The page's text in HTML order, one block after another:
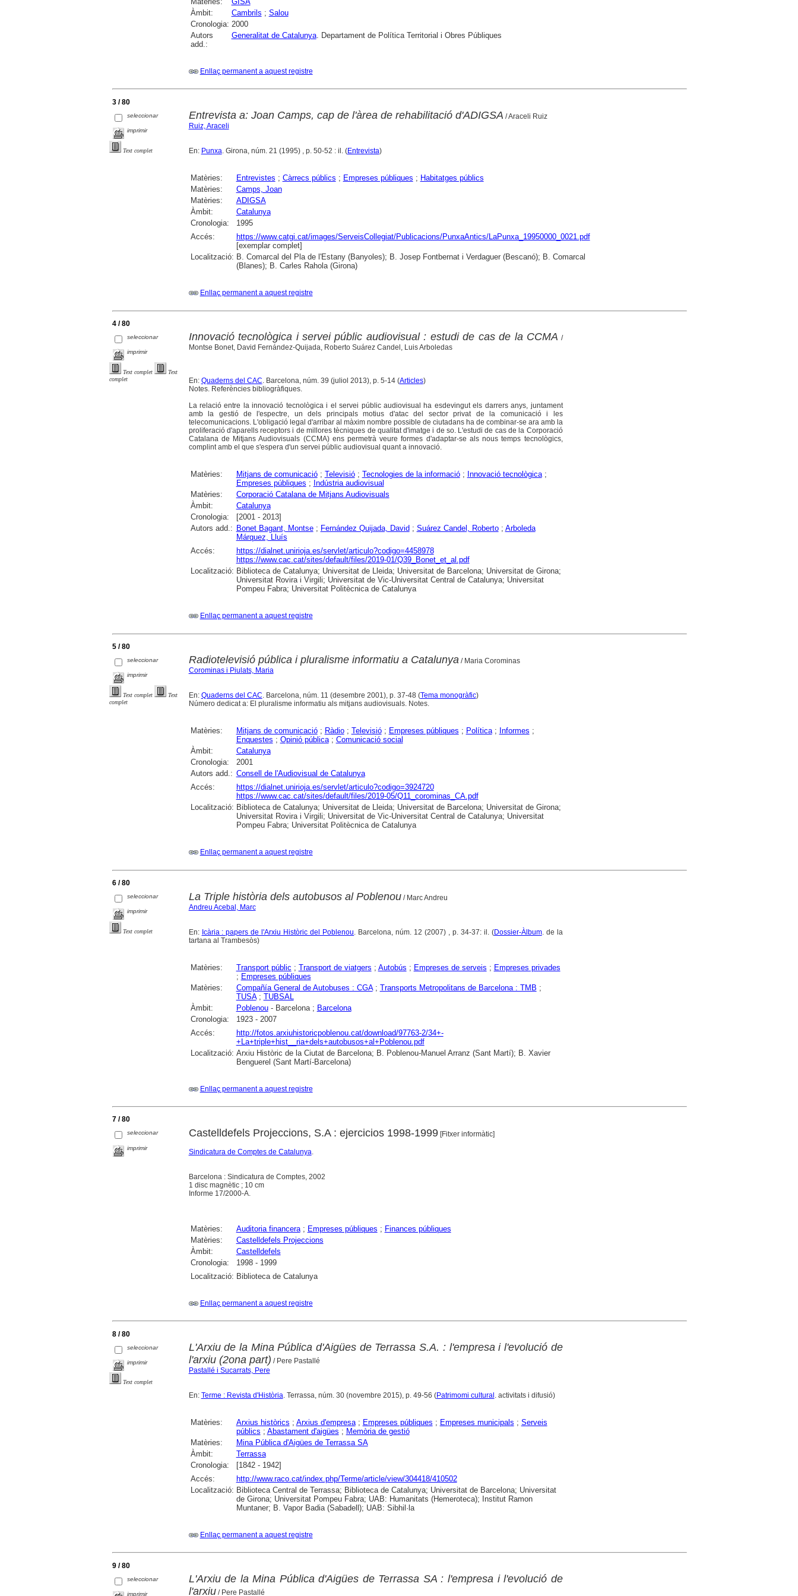
Àmbit:
Cambrils ; Salou
Cronologia: 2000
Autors
add.:
Generalitat de Catalunya. Departament de Política Territorial i Obres Públiques
Enllaç permanent a aquest registre
3 / 80
seleccionar
imprimir
Text complet
Entrevista a: Joan Camps, cap de l'àrea de rehabilitació d'ADIGSA / Araceli Ruiz
Ruiz, Araceli
En: Punxa. Girona, núm. 21 (1995) , p. 50-52 : il. (Entrevista)
Matèries: Entrevistes ; Càrrecs públics ; Empreses públiques ; Habitatges públics
Matèries:
Camps, Joan
Matèries:
ADIGSA
Àmbit:
Catalunya
Cronologia:
1995
Accés:
https://www.catgi.cat/images/ServeisCollegiat/Publicacions/PunxaAntics/LaPunxa_19950000_0021.pdf
[exemplar complet]
Localització: B. Comarcal del Pla de l'Estany (Banyoles); B. Josep Fontbernat i Verdaguer (Bescanó); B. Comarcal
(Blanes); B. Carles Rahola (Girona)
Enllaç permanent a aquest registre
4 / 80
seleccionar
imprimir
Text complet
Text
complet
Innovació tecnològica i servei públic audiovisual : estudi de cas de la CCMA /
Montse Bonet, David Fernández-Quijada, Roberto Suárez Candel, Luis Arboledas
En: Quaderns del CAC. Barcelona, núm. 39 (juliol 2013), p. 5-14 (Articles)
Notes. Referències bibliogràfiques.
La relació entre la innovació tecnològica i el servei públic audiovisual ha esdevingut els darrers anys, juntament
amb la gestió de l'espectre, un dels principals motius d'atac del sector privat de la comunicació i les
telecomunicacions. L'obligació legal d'arribar al màxim nombre possible de ciutadans ha de combinar-se ara amb la
proliferació d'aparells receptors i de millores tècniques de qualitat d'imatge i de so. L'estudi de cas de la Corporació
Catalana de Mitjans Audiovisuals (CCMA) ens permetrà veure formes d'adaptar-se als nous temps tecnològics,
complint amb el que s'espera d'un servei públic audiovisual quant a innovació.
Matèries: Mitjans de comunicació; Televisió; Tecnologies de la informació; Innovació tecnològica;
Empreses públiques ; Indústria audiovisual
Matèries:
Corporació Catalana de Mitjans Audiovisuals
Àmbit:
Catalunya
Cronologia:
[2001 - 2013]
Autors add.: Bonet Bagant, Montse; Fernández Quijada, David ; Suárez Candel, Roberto; Arboleda
Márquez, Lluís
Accés:
https://dialnet.unirioja.es/servlet/articulo?codigo=4458978
https://www.cac.cat/sites/default/files/2019-01/Q39_Bonet_et_al.pdf
Localització: Biblioteca de Catalunya; Universitat de Lleida; Universitat de Barcelona; Universitat de Girona;
Universitat Rovira i Virgili; Universitat de Vic-Universitat Central de Catalunya; Universitat
Pompeu Fabra; Universitat Politècnica de Catalunya
Enllaç permanent a aquest registre
5 / 80
seleccionar
imprimir
Text complet
Text
complet
Radiotelevisió pública i pluralisme informatiu a Catalunya/ Maria Corominas
Corominas i Piulats, Maria
En: Quaderns del CAC. Barcelona, núm. 11 (desembre 2001), p. 37-48 (Tema monogràfic)
Número dedicat a: El pluralisme informatiu als mitjans audiovisuals. Notes.
Matèries: Mitjans de comunicació; Ràdio; Televisió; Empreses públiques ; Política; Informes ;
Enquestes ; Opinió pública; Comunicació social
Àmbit:
Catalunya
Cronologia:
2001
Autors add.: Consell de l'Audiovisual de Catalunya
Accés:
https://dialnet.unirioja.es/servlet/articulo?codigo=3924720
https://www.cac.cat/sites/default/files/2019-05/Q11_corominas_CA.pdf
Localització: Biblioteca de Catalunya; Universitat de Lleida; Universitat de Barcelona; Universitat de Girona;
Universitat Rovira i Virgili; Universitat de Vic-Universitat Central de Catalunya; Universitat
Pompeu Fabra; Universitat Politècnica de Catalunya
Enllaç permanent a aquest registre
6 / 80
seleccionar
imprimir
Text complet
La Triple història dels autobusos al Poblenou/ Marc Andreu
Andreu Acebal, Marc
En: Icària : papers de l'Arxiu Històric del Poblenou . Barcelona, núm. 12 (2007) , p. 34-37: il. (Dossier-Àlbum. de la
tartana al Trambesòs)
Matèries: Transport públic ; Transport de viatgers ; Autobús ; Empreses de serveis ; Empreses privades
; Empreses públiques
Matèries:
Compañía General de Autobuses : CGA; Transports Metropolitans de Barcelona : TMB ;
TUSA; TUBSAL
Àmbit:
Poblenou- Barcelona ; Barcelona
Cronologia:
1923 - 2007
Accés:
http://fotos.arxiuhistoricpoblenou.cat/download/97763-2/34+-
+La+triple+hist__ria+dels+autobusos+al+Poblenou.pdf
Localització: Arxiu Històric de la Ciutat de Barcelona; B. Poblenou-Manuel Arranz (Sant Martí); B. Xavier
Benguerel (Sant Martí-Barcelona)
Enllaç permanent a aquest registre
7 / 80
seleccionar
imprimir
Castelldefels Projeccions, S.A : ejercicios 1998-1999[Fitxer informàtic]
Sindicatura de Comptes de Catalunya
Barcelona : Sindicatura de Comptes, 2002
1 disc magnètic ; 10 cm
Informe 17/2000-A.
Matèries: Auditoria financera; Empreses públiques ; Finances públiques
Matèries:
Castelldefels Projeccions
Àmbit:
Castelldefels
Cronologia:
1998 - 1999
Localització: Biblioteca de Catalunya
Enllaç permanent a aquest registre
8 / 80
seleccionar
imprimir
Text complet
L'Arxiu de la Mina Pública d'Aigües de Terrassa S.A. : l'empresa i l'evolució de
l'arxiu (2ona part) / Pere Pastallé
Pastallé i Sucarrats, Pere
En: Terme : Revista d'Història . Terrassa, núm. 30 (novembre 2015), p. 49-56 (Patrimomi cultural . activitats i difusió)
Matèries: Arxius històrics ; Arxius d'empresa; Empreses públiques ; Empreses municipals ; Serveis
públics ; Abastament d'aigües ; Memòria de gestió
Matèries:
Mina Pública d'Aigües de Terrassa SA
Àmbit:
Terrassa
Cronologia:
[1842 - 1942]
Accés:
http://www.raco.cat/index.php/Terme/article/view/304418/410502
Localització: Biblioteca Central de Terrassa; Biblioteca de Catalunya; Universitat de Barcelona; Universitat
de Girona; Universitat Pompeu Fabra; UAB: Humanitats (Hemeroteca); Institut Ramon
Muntaner; B. Vapor Badia (Sabadell); UAB: Sibhil·la
Enllaç permanent a aquest registre
9 / 80
seleccionar
imprimir
L'Arxiu de la Mina Pública d'Aigües de Terrassa SA : l'empresa i l'evolució de
l'arxiu/ Pere Pastallé